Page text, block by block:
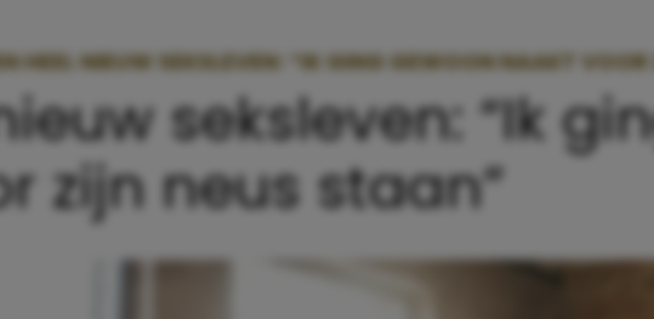
HEEL NIEUW SEKSLEVEN: “IK GING GEWOON NAAKT VOOR
seksleven: “Ik
zijn neus staan”